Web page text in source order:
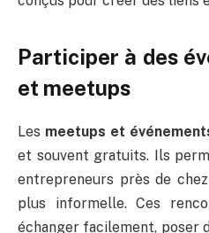
Participer à des
et meetups
Les meetups et
et souvent gratuits. Ils
entrepreneurs près de
plus informelle. Ces
échanger facilement, poser